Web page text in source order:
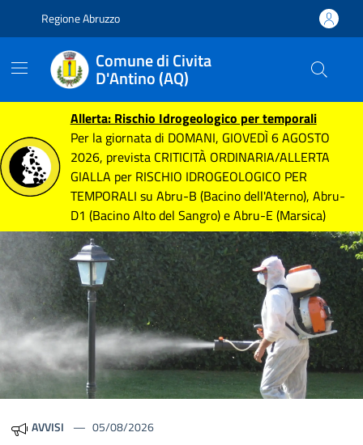
Regione Abruzzo
Comune di Civita
D'Antino (AQ)
Allerta: Rischio Idrogeologico per temporali
Per la giornata di DOMANI, GIOVEDÌ 6 AGOSTO
2026, prevista CRITICITÀ ORDINARIA/ALLERTA
GIALLA per RISCHIO IDROGEOLOGICO PER
TEMPORALI su Abru-B (Bacino dell'Aterno), Abru-
D1 (Bacino Alto del Sangro) e Abru-E (Marsica)
Contenuti In evidenza
Contenuti in evidenza
AVVISI 05/08/2026